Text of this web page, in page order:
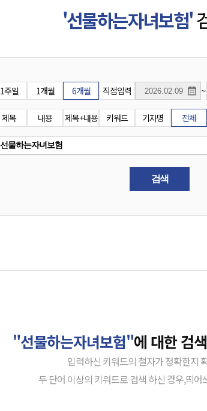
'선물하는자녀보험'
1주일 1개월 6개월 직접입력 ~
제목 내용 제목+내용 키워드 기자명 전체
검색
"선물하는자녀보험"에 대한 검
입력하신 키워드의 철자가 정확한지
두 단어 이상의 키워드로 검색 하신 경우,띄어